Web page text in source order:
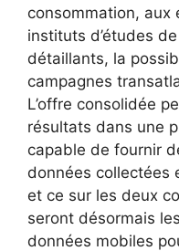
consommation, aux
instituts d’études
détaillants, la
campagnes
L’offre consolidée
résultats dans une
capable de fournir
données collectées
et ce sur les deux
seront désormais
données mobiles